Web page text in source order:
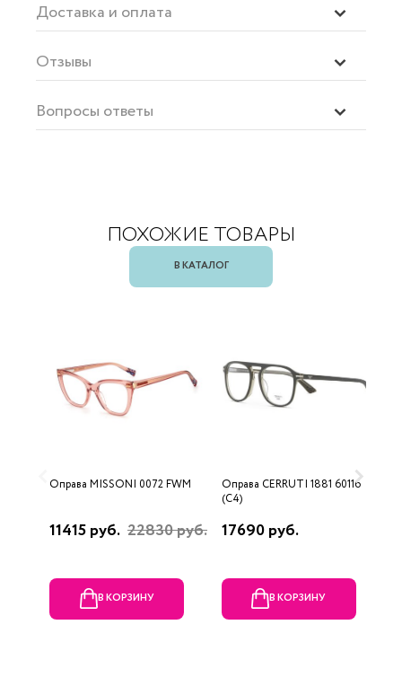
Доставка и оплата
Отзывы
Вопросы ответы
ПОХОЖИЕ ТОВАРЫ
В КАТАЛОГ
Оправа MISSONI 0072 FWM
11415 руб. 22830 руб.
В КОРЗИНУ
Оправа CERRUTI 1881 60116
(C4)
17690 руб.
В КОРЗИНУ